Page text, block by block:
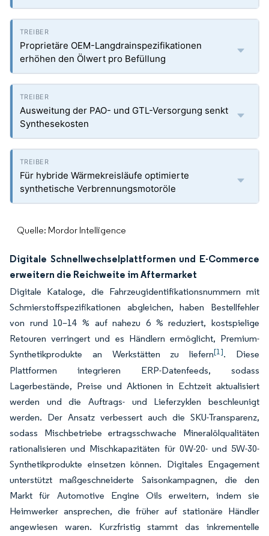
Proprietäre OEM-Langdrainspezifikationen
erhöhen den Ölwert pro Befüllung
Ausweitung der PAO- und GTL-Versorgung senkt
Synthesekosten
Für hybride Wärmekreisläufe optimierte
synthetische Verbrennungsmotoröle
Quelle: Mordor Intelligence
Digitale Schnellwechselplattformen und E-Commerce
erweitern die Reichweite im Aftermarket
Digitale Kataloge, die Fahrzeugidentifikationsnummern mit
Schmierstoffspezifikationen abgleichen, haben Bestellfehler
von rund 10–14 % auf nahezu 6 % reduziert, kostspielige
Retouren verringert und es Händlern ermöglicht, Premium-
Synthetikprodukte an Werkstätten zu liefern[1]. Diese
Plattformen integrieren ERP-Datenfeeds, sodass
Lagerbestände, Preise und Aktionen in Echtzeit aktualisiert
werden und die Auftrags- und Lieferzyklen beschleunigt
werden. Der Ansatz verbessert auch die SKU-Transparenz,
sodass Mischbetriebe ertragsschwache Mineralölqualitäten
rationalisieren und Mischkapazitäten für 0W-20- und 5W-30-
Synthetikprodukte einsetzen können. Digitales Engagement
unterstützt maßgeschneiderte Saisonkampagnen, die den
Markt für Automotive Engine Oils erweitern, indem sie
Heimwerker ansprechen, die früher auf stationäre Händler
angewiesen waren. Kurzfristig stammt das inkrementelle